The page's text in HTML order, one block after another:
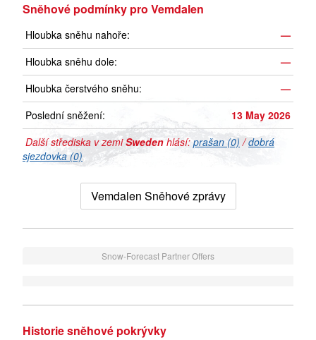
Sněhové podmínky pro Vemdalen
Hloubka sněhu nahoře:
—
Hloubka sněhu dole:
—
Hloubka čerstvého sněhu:
—
Poslední sněžení:
13 May 2026
Další střediska v zemiSweden hlásí: prašan (0) /dobrá
sjezdovka (0)
Vemdalen Sněhové zprávy
Snow-Forecast Partner Offers
Historie sněhové pokrývky